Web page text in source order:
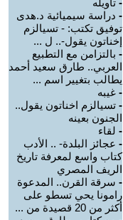
- تأويله
- دراسة سيميائية د.هدى
توفيق تكتب: - تسيالزم
إخناتون يقول-.. ل ...
- بالتزامن مع التطبيع
العربي.. طارق سعيد أحمد
يطالب بتغيير اسم ...
- غيبه
- تسيالزم اخناتون يقول..
الجنون بعينه
- لقاء
- عجائز البلدة- .. الأدب
كتاب واسع لمعرفة تاريخ
الريف المصري
- سرقة القرن.. المدعوة
رامونا يحي تسطو على
أكثر من 20 قصيدة من ...